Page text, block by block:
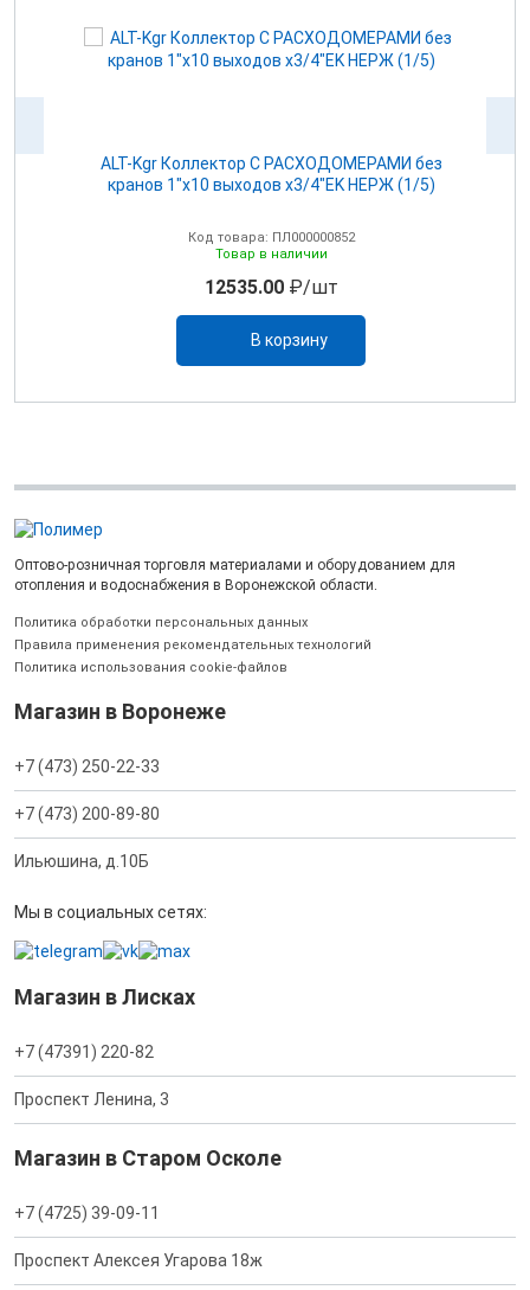
ALT-Kgr Коллектор С РАСХОДОМЕРАМИ без
кранов 1"х10 выходов х3/4"EK НЕРЖ (1/5)
Код товара: ПЛ000000852
Товар в наличии
12535.00₽/шт
В корзину
Оптово-розничная торговля материалами и оборудованием для
отопления и водоснабжения в Воронежской области.
Политика обработки персональных данных
Правила применения рекомендательных технологий
Политика использования cookie-файлов
Магазин в Воронеже
+7 (473) 250-22-33
+7 (473) 200-89-80
Ильюшина, д.10Б
Мы в социальных сетях:
Магазин в Лисках
+7 (47391) 220-82
Проспект Ленина, 3
Магазин в Старом Осколе
+7 (4725) 39-09-11
Проспект Алексея Угарова 18ж